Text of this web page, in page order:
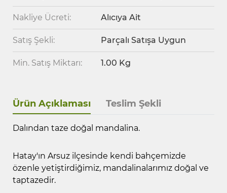
Nakliye Ücreti: Alıcıya Ait
Satış Şekli: Parçalı Satışa Uygun
Min. Satış Miktarı: 1.00 Kg
Ürün Açıklaması Teslim Şekli
Dalından taze doğal mandalina.
Hatay'ın Arsuz ilçesinde kendi bahçemizde
özenle yetiştirdiğimiz, mandalinalarımız doğal ve
taptazedir.